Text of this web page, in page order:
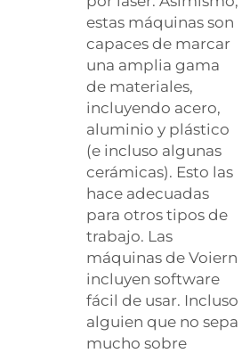
estas máquinas son
capaces de marcar
una amplia gama
de materiales,
incluyendo acero,
aluminio y plástico
(e incluso algunas
cerámicas). Esto las
hace adecuadas
para otros tipos de
trabajo. Las
máquinas de Voiern
incluyen software
fácil de usar. Incluso
alguien que no sepa
mucho sobre